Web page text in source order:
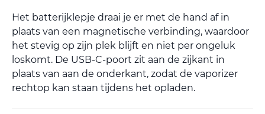
Het batterijklepje draai je er met de hand af in
plaats van een magnetische verbinding, waardoor
het stevig op zijn plek blijft en niet per ongeluk
loskomt. De USB-C-poort zit aan de zijkant in
plaats van aan de onderkant, zodat de vaporizer
rechtop kan staan tijdens het opladen.